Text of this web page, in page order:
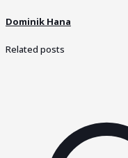
Dominik Hana
Related posts